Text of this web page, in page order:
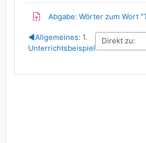
Abgabe: Wörter zum Wort
◀︎Allgemeines: 1.
Unterrichtsbeispiel